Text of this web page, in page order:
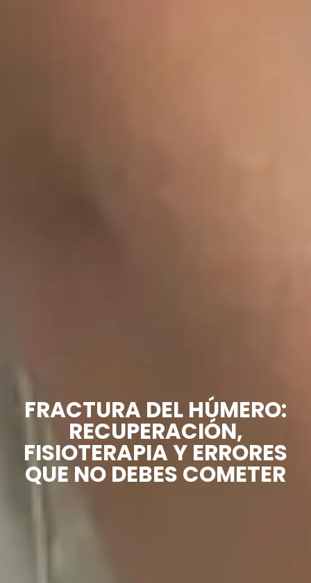
FRACTURA DEL HÚMERO:
RECUPERACIÓN,
FISIOTERAPIA Y ERRORES
QUE NO DEBES COMETER